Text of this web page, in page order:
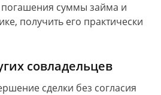
суммы займа и
получить его практически
совладельцев
сделки без согласия